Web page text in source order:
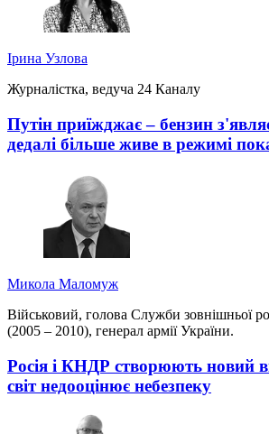
Ірина Узлова
Журналістка, ведуча 24 Каналу
Путін приїжджає – бензин
дедалі більше живе в режимі
Микола Маломуж
Військовий, голова Служби зовнішньої
(2005 – 2010), генерал армії України.
Росія і КНДР створюють новий
світ недооцінює небезпеку